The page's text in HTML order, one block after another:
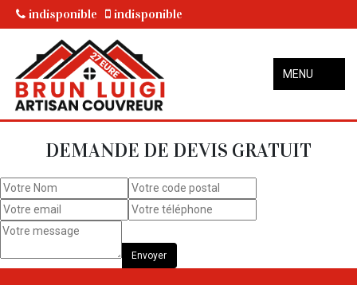
indisponible indisponible
MENU
DEMANDE DE DEVIS GRATUIT